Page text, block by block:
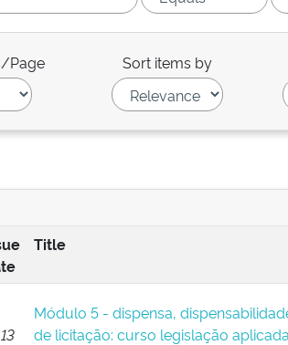
Page Sort items by
Title
Módulo 5 - dispensa,
de licitação: curso legislação